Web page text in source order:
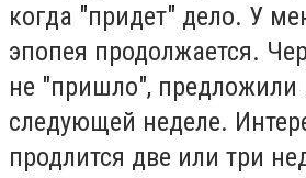
когда "придет" дело. У
эпопея продолжается.
не "пришло", предложили
следующей неделе.
продлится две или три